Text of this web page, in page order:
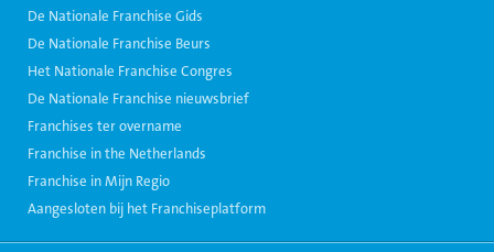
De Nationale Franchise Gids
De Nationale Franchise Beurs
Het Nationale Franchise Congres
De Nationale Franchise nieuwsbrief
Franchises ter overname
Franchise in the Netherlands
Franchise in Mijn Regio
Aangesloten bij het Franchiseplatform